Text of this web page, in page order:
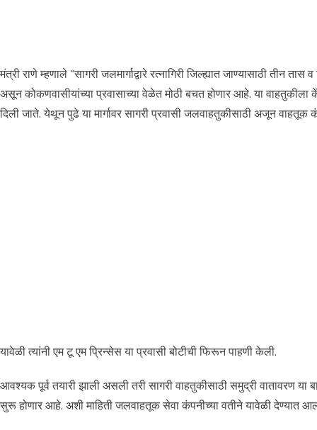
मंत्री राणे म्हणाले “सागरी जलमार्गाद्वारे रत्नागिरी जिल्ह्यात जाण्यासाठी तीन
असून कोकणवासीयांच्या प्रवासाच्या वेळेत मोठी बचत होणार आहे. या वाहतुकीला
दिली जाते. येथून पुढे या मार्गावर सागरी प्रवासी जलवाहतुकीसाठी अजून
यावेळी त्यांनी एम टू एम प्रिन्सेस या प्रवासी बोटीची फिरून पाहणी केली.
आवश्यक पूर्व तयारी झाली असली तरी सागरी वाहतुकीसाठी समुद्री वातावरण या
सुरू होणार आहे. अशी माहिती जलवाहतूक सेवा कंपनीच्या वतीने यावेळी देण्यात